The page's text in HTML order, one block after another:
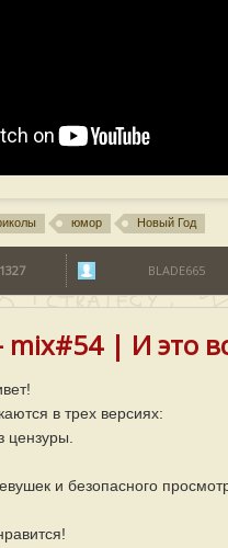
юмор Новый Год
BLADE665
mix#54 | И это
в трех версиях:
цензуры.
и безопасного